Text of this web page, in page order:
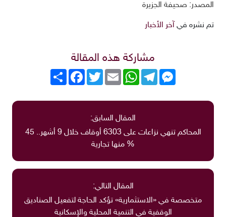
المصدر: صحيفة الجزيرة
تم نشره في آخر الأخبار
مشاركة هذه المقالة
انشر
FacebookTwitterEmail
WhatsAppTelegram
Messenger
المقال السابق:
المحاكم تنهي نزاعات على 6303 أوقاف خلال 9 أشهر.. 45
% منها تجارية
المقال التالي:
متخصصة في «الاستثمارية» تؤكد الحاجة لتفعيل الصناديق
الوقفية في التنمية المحلية والإسكانية